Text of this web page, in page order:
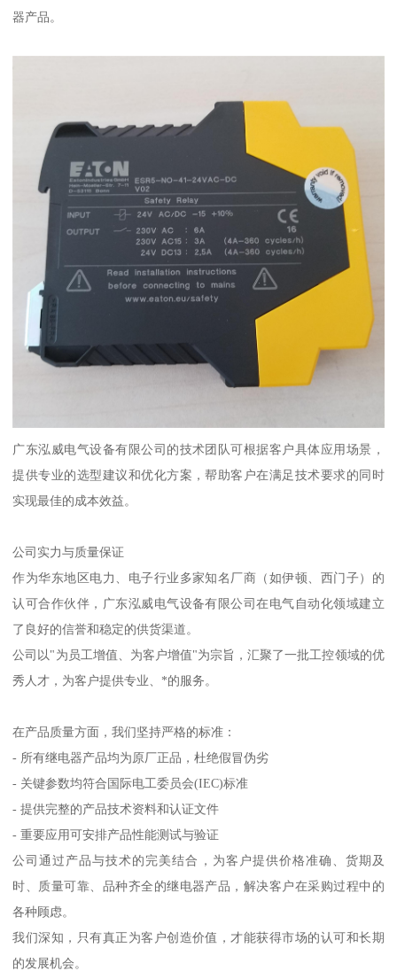
器产品。
广东泓威电气设备有限公司的技术团队可根据客户具体应用场景，
提供专业的选型建议和优化方案，帮助客户在满足技术要求的同时
实现最佳的成本效益。
公司实力与质量保证
作为华东地区电力、电子行业多家知名厂商（如伊顿、西门子）的
认可合作伙伴，广东泓威电气设备有限公司在电气自动化领域建立
了良好的信誉和稳定的供货渠道。
公司以"为员工增值、为客户增值"为宗旨，汇聚了一批工控领域的优
秀人才，为客户提供专业、*的服务。
在产品质量方面，我们坚持严格的标准：
- 所有继电器产品均为原厂正品，杜绝假冒伪劣
- 关键参数均符合国际电工委员会(IEC)标准
- 提供完整的产品技术资料和认证文件
- 重要应用可安排产品性能测试与验证
公司通过产品与技术的完美结合，为客户提供价格准确、货期及
时、质量可靠、品种齐全的继电器产品，解决客户在采购过程中的
各种顾虑。
我们深知，只有真正为客户创造价值，才能获得市场的认可和长期
的发展机会。